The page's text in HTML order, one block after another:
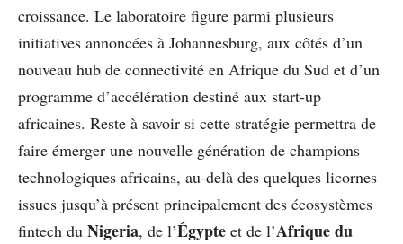
croissance. Le laboratoire figure parmi plusieurs
initiatives annoncées à Johannesburg, aux côtés d’un
nouveau hub de connectivité en Afrique du Sud et d’un
programme d’accélération destiné aux start-up
africaines. Reste à savoir si cette stratégie permettra de
faire émerger une nouvelle génération de champions
technologiques africains, au-delà des quelques licornes
issues jusqu’à présent principalement des écosystèmes
fintech du Nigeria, de l’Égypte et de l’Afrique du